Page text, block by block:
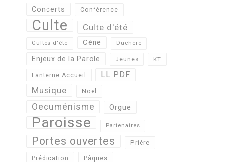
Concerts Conférence
Culte Culte d'été
Cultes d'été Cène Duchère
Enjeux de la Parole Jeunes KT
Lanterne Accueil LL PDF
Musique Noël
Oecuménisme Orgue
Paroisse Partenaires
Portes ouvertes Prière
Prédication Pâques